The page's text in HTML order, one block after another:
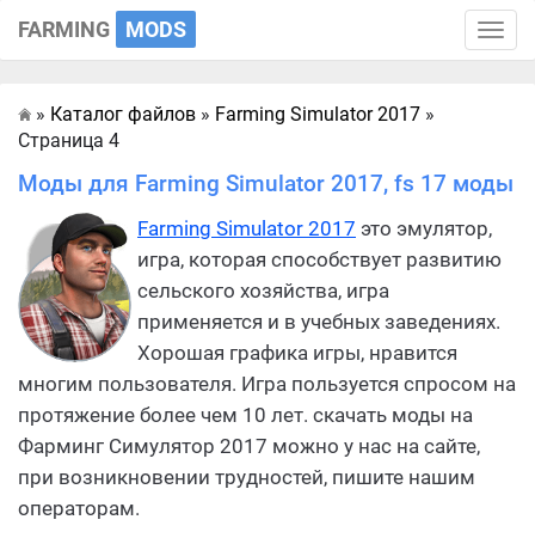
Toggle
FARMING MODS
Главная
» Каталог файлов » Farming Simulator 2017 »
Страница 4
Моды для Farming Simulator 2017, fs 17 моды
Farming Simulator 2017 это эмулятор,
игра, которая способствует развитию
сельского хозяйства, игра
применяется и в учебных заведениях.
Хорошая графика игры, нравится
многим пользователя. Игра пользуется спросом на
протяжение более чем 10 лет. скачать моды на
Фарминг Симулятор 2017 можно у нас на сайте,
при возникновении трудностей, пишите нашим
операторам.